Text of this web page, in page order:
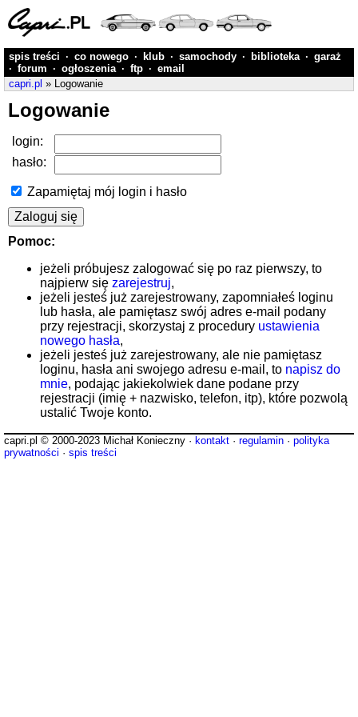
spis treści · co nowego · klub · samochody · biblioteka · garaż
· forum · ogłoszenia · ftp · email
capri.pl » Logowanie
Logowanie
login:
hasło:
Zapamiętaj mój login i hasło
Pomoc:
jeżeli próbujesz zalogować się po raz pierwszy, to
najpierw się zarejestruj,
jeżeli jesteś już zarejestrowany, zapomniałeś loginu
lub hasła, ale pamiętasz swój adres e-mail podany
przy rejestracji, skorzystaj z procedury ustawienia
nowego hasła,
jeżeli jesteś już zarejestrowany, ale nie pamiętasz
loginu, hasła ani swojego adresu e-mail, to napisz do
mnie, podając jakiekolwiek dane podane przy
rejestracji (imię + nazwisko, telefon, itp), które pozwolą
ustalić Twoje konto.
capri.pl © 2000-2023 Michał Konieczny · kontakt · regulamin · polityka
prywatności · spis treści